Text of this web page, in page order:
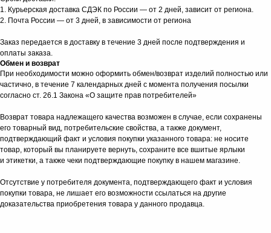
1. Курьерская доставка СДЭК по России — от 2 дней, зависит от региона.
2. Почта России — от 3 дней, в зависимости от региона
Заказ передается в доставку в течение 3 дней после подтверждения и
оплаты заказа.
Обмен и возврат
При необходимости можно оформить обмен/возврат изделий полностью или
частично, в течение 7 календарных дней с момента получения посылки
согласно ст. 26.1 Закона «О защите прав потребителей»
Возврат товара надлежащего качества возможен в случае, если сохранены
его товарный вид, потребительские свойства, а также документ,
подтверждающий факт и условия покупки указанного товара: не носите
товар, который вы планируете вернуть, сохраните все вшитые ярлыки
и этикетки, а также чеки подтверждающие покупку в нашем магазине.
Отсутствие у потребителя документа, подтверждающего факт и условия
покупки товара, не лишает его возможности ссылаться на другие
доказательства приобретения товара у данного продавца.